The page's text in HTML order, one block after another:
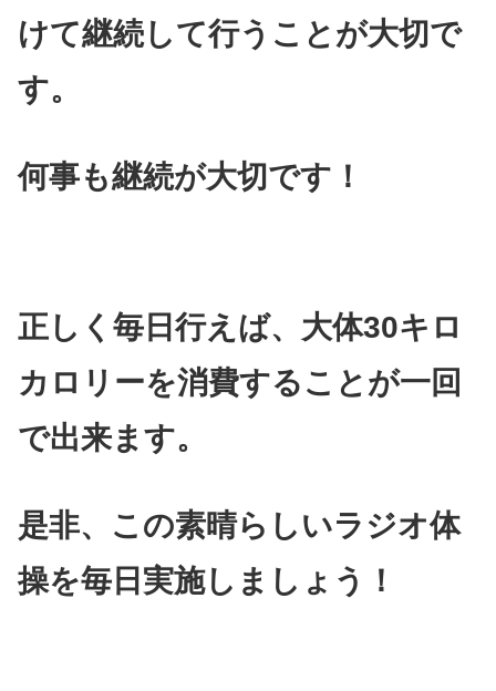
けて継続して行うことが大切で
す。
何事も継続が大切です！
正しく毎日行えば、大体30キロ
カロリーを消費することが一回
で出来ます。
是非、この素晴らしいラジオ体
操を毎日実施しましょう！